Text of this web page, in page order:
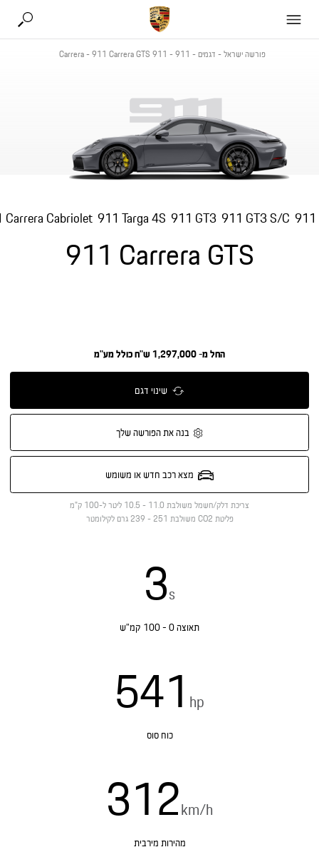
פורשה ישראל- דגמים -
911
-
911 Carrera
-911 Carrera GTS
911 Carrera GTS
Cabriolet 911 Targa 4S 911 GT3 911 GT3 S/C
החל מ- 1,297,000 ש"ח כולל מע"מ
שינוי דגם
בנה את הפורשה שלך
מצא רכב חדש או משומש
צריכת דלק/חשמל משולבת 11.0 - 10.5 ליטר ל-100 ק"מ
פליטת CO2 משולבת
251 - 239 גרם לקילומטר
3s
תאוצה 0 - 100 קמ”ש
541 hp
כוח סוס
312km/h
מהירות מירבית